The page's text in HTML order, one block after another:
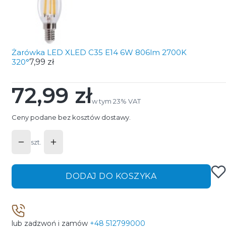
Żarówka LED XLED C35 E14 6W 806lm 2700K
320°7,99 zł
Cena
72,99 złw tym 23% VAT
w tym 23% VAT
Ceny podane bez kosztów dostawy.
szt.
DODAJ DO KOSZYKA
lub zadzwoń i zamów +48 512799000